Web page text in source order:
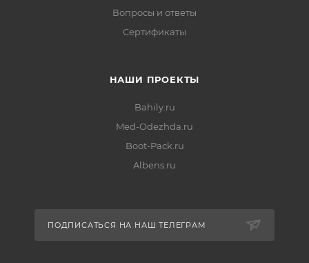
Вопросы и ответы
Сертификаты
НАШИ ПРОЕКТЫ
Bahily.ru
Med-Odezhda.ru
Boot-Pack.ru
Albens.ru
ПОДПИСАТЬСЯ НА НАШ ТЕЛЕГРАМ